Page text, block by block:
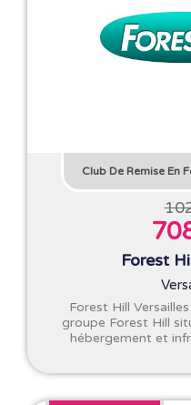
Club De Remise En
Forest
Forest Hill
groupe Forest Hill
hébergement et